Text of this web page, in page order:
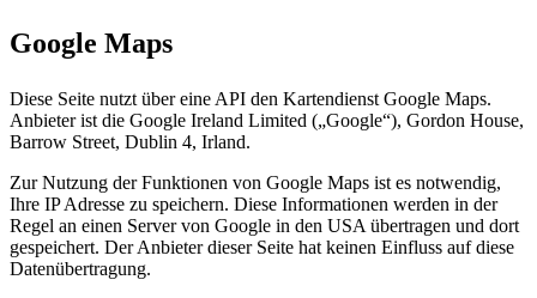
Google Maps
Diese Seite nutzt über eine API den Kartendienst Google Maps.
Anbieter ist die Google Ireland Limited („Google“), Gordon House,
Barrow Street, Dublin 4, Irland.
Zur Nutzung der Funktionen von Google Maps ist es notwendig,
Ihre IP Adresse zu speichern. Diese Informationen werden in der
Regel an einen Server von Google in den USA übertragen und dort
gespeichert. Der Anbieter dieser Seite hat keinen Einfluss auf diese
Datenübertragung.